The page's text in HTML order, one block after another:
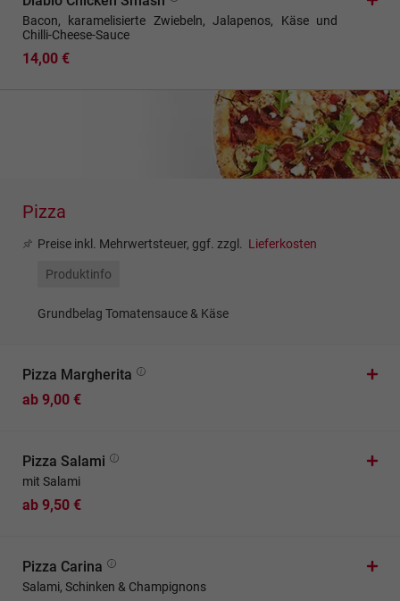
Bacon, karamelisierte Zwiebeln, Jalapenos, Käse und
Chilli-Cheese-Sauce
14,00 €
Pizza
Preise inkl. Mehrwertsteuer, ggf. zzgl. Lieferkosten
Produktinfo
Grundbelag Tomatensauce & Käse
Pizza Margherita
ab 9,00 €
Pizza Salami
mit Salami
ab 9,50 €
Pizza Carina
Salami, Schinken & Champignons